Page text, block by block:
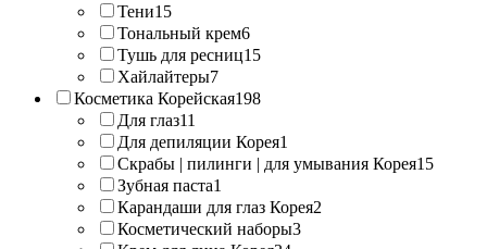
Тени15
Тональный крем6
Тушь для ресниц15
Хайлайтеры7
Косметика Корейская198
Для глаз11
Для депиляции Корея1
Скрабы | пилинги | для умывания Корея15
Зубная паста1
Карандаши для глаз Корея2
Косметический наборы3